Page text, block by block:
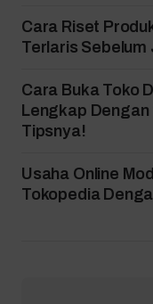
Cara Riset
Terlaris Sebelum
Cara Buka Toko
Lengkap
Tipsnya!
Usaha Online
Tokopedia